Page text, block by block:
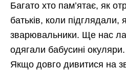
Багато хто пам’ятає, як
батьків, коли
зварювальники. Ще нас
одягали бабусині
Якщо довго дивитися на